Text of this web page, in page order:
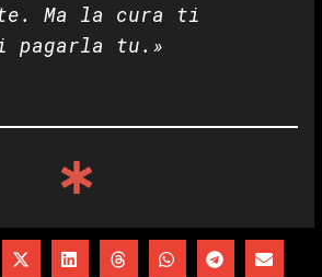
Ma la cura ti
pagarla tu.»